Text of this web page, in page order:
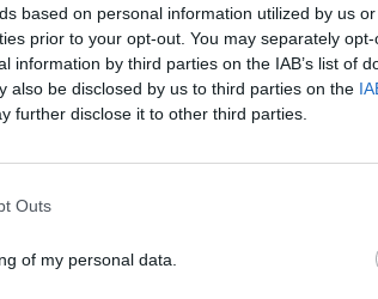
based on personal information utilized by us
prior to your opt-out. You may separately
information by third parties on the IAB’s list of
also be disclosed by us to third parties on the
further disclose it to other third parties.
Outs
of my personal data.